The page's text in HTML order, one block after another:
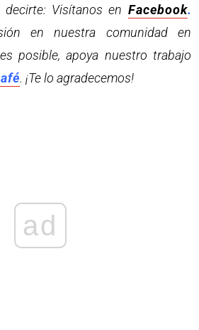
Visítanos en Facebook.
en nuestra comunidad en
posible, apoya nuestro trabajo
. ¡Te lo agradecemos!
ad